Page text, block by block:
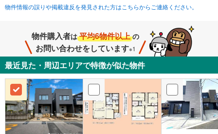
物件情報の誤りや掲載違反を発見された方はこちらからご連絡ください。
物件購入者は 平均6物件以上 の
お問い合わせをしています※1
最近見た・周辺エリアで特徴が似た物件